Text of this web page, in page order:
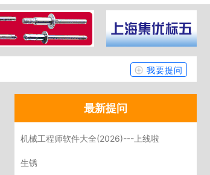
我要提问
最新提问
机械工程师软件大全(2026)---上线啦
生锈